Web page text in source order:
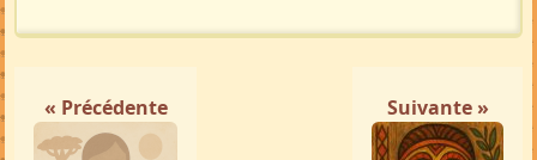
« Précédente Suivante »